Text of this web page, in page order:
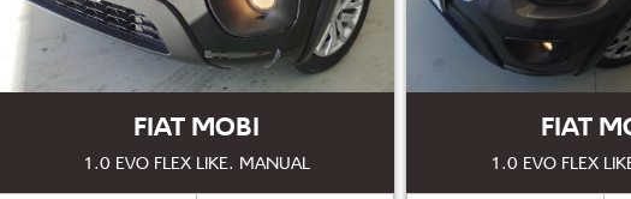
FIAT MOBI
1.0 EVO FLEX LIKE. MANUAL
FIAT
1.0 EVO FLEX